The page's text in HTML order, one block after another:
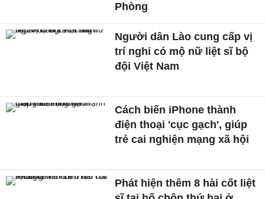
Phòng
Người dân Lào cung cấp vị
trí nghi có mộ nữ liệt sĩ bộ
đội Việt Nam
Cách biến iPhone thành
điện thoại 'cục gạch', giúp
trẻ cai nghiện mạng xã hội
Phát hiện thêm 8 hài cốt liệt